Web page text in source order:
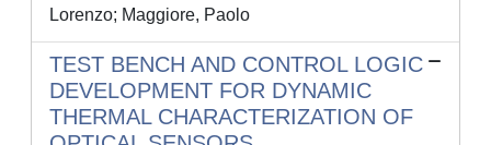
Lorenzo; Maggiore, Paolo
TEST BENCH AND CONTROL LOGIC
DEVELOPMENT FOR DYNAMIC
THERMAL CHARACTERIZATION OF